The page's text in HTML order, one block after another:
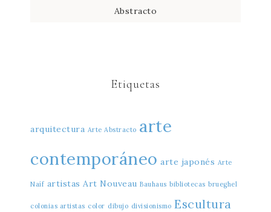
Abstracto
Etiquetas
arquitectura Arte Abstracto arte
contemporáneo arte japonés Arte
Naíf artistas Art Nouveau Bauhaus bibliotecas brueghel
colonias artistas color dibujo divisionismo Escultura